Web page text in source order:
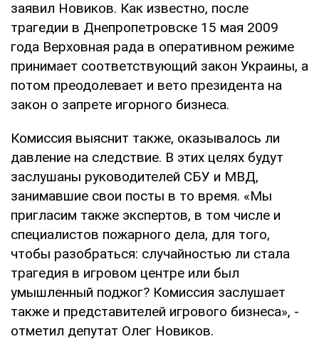
заявил Новиков. Как известно, после
трагедии в Днепропетровске 15 мая 2009
года Верховная рада в оперативном режиме
принимает соответствующий закон Украины, а
потом преодолевает и вето президента на
закон о запрете игорного бизнеса.
Комиссия выяснит также, оказывалось ли
давление на следствие. В этих целях будут
заслушаны руководителей СБУ и МВД,
занимавшие свои посты в то время. «Мы
пригласим также экспертов, в том числе и
специалистов пожарного дела, для того,
чтобы разобраться: случайностью ли стала
трагедия в игровом центре или был
умышленный поджог? Комиссия заслушает
также и представителей игрового бизнеса», -
отметил депутат Олег Новиков.